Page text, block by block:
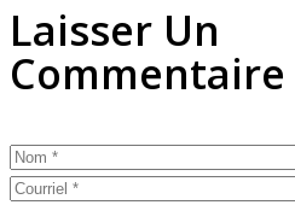
Laisser Un
Commentaire